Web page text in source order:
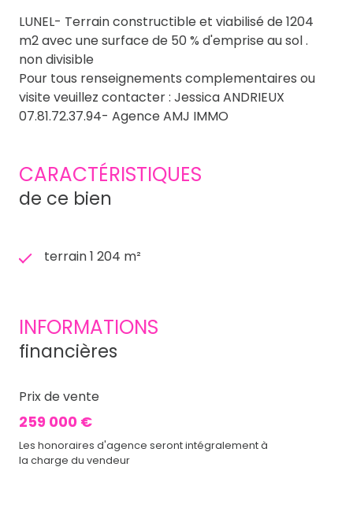
LUNEL- Terrain constructible et viabilisé de 1204
m2 avec une surface de 50 % d'emprise au sol .
non divisible
Pour tous renseignements complementaires ou
visite veuillez contacter : Jessica ANDRIEUX
07.81.72.37.94- Agence AMJ IMMO
CARACTÉRISTIQUES
de ce bien
terrain 1 204 m²
INFORMATIONS
financières
Prix de vente
259 000 €
Les honoraires d'agence seront intégralement à
la charge du vendeur